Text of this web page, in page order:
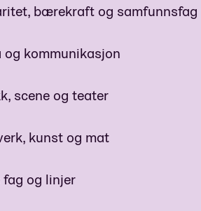
bærekraft og samfunnsfag
og kommunikasjon
scene og teater
kunst og mat
fag og linjer